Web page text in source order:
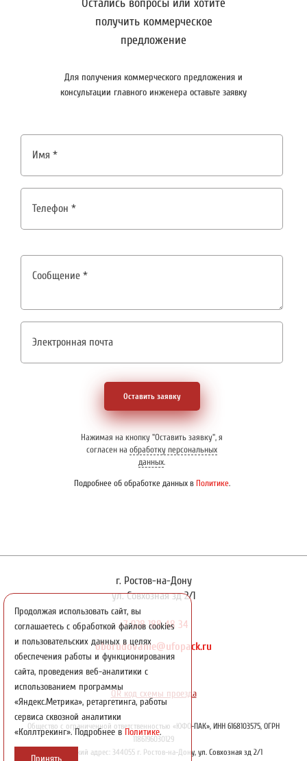
получить коммерческое
предложение
Для получения коммерческого предложения и
консультации главного инженера оставьте заявку
Оставить заявку
Нажимая на кнопку "Оставить заявку", я
согласен на обработку персональных
данных.
Подробнее об обработке данных в Политике.
г. Ростов-на-Дону
ул. Совхозная зд 2/1
+7 928 188 48 34
oborudovanie@ufopack.ru
QR код схемы проезда
Общество с ограниченной ответственностью «ЮФО-ПАК», ИНН 6168103575, ОГРН
1186196030129
Юридический адрес: 344055 г. Ростов-на-Дону, ул. Совхозная зд 2/1
Продолжая использовать сайт, вы
соглашаетесь с обработкой файлов cookies
и пользовательских данных в целях
обеспечения работы и функционирования
сайта, проведения веб-аналитики с
использованием программы
«Яндекс.Метрика», ретаргетинга, работы
сервиса сквозной аналитики
«Коллтрекинг». Подробнее вПолитике.